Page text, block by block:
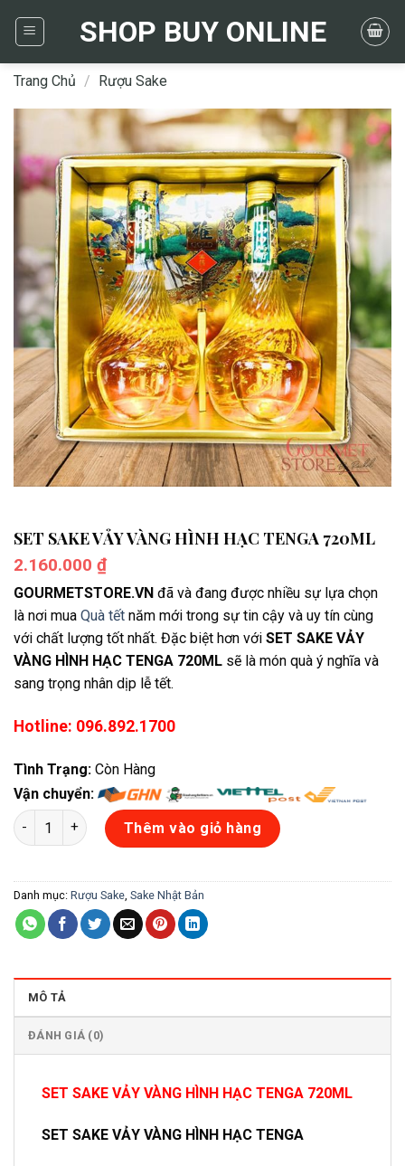
SHOP BUY ONLINE
Trang Chủ / Rượu Sake
SET SAKE VẢY VÀNG HÌNH HẠC TENGA 720ML
2.160.000 ₫
GOURMETSTORE.VN đã và đang được nhiều sự lựa chọn
là nơi mua Quà tết năm mới trong sự tin cậy và uy tín cùng
với chất lượng tốt nhất. Đặc biệt hơn với SET SAKE VẢY
VÀNG HÌNH HẠC TENGA 720ML sẽ là món quà ý nghĩa và
sang trọng nhân dịp lễ tết.
Hotline: 096.892.1700
Tình Trạng: Còn Hàng
Vận chuyển:
SET SAKE VẢY VÀNG HÌNH HẠC TENGA 720ML số lượng
Thêm vào giỏ hàng
Danh mục: Rượu Sake Sake Nhật Bản
MÔ TẢ
ĐÁNH GIÁ (0)
SET SAKE VẢY VÀNG HÌNH HẠC TENGA 720ML
SET SAKE VẢY VÀNG HÌNH HẠC TENGA